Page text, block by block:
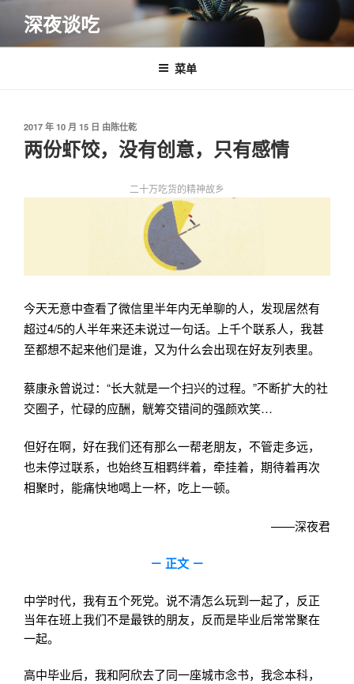
内
深夜谈吃
菜单
发
布
于
2017 年 10 月 15 日 由陈仕乾
两份虾饺，没有创意，只有感情
二十万吃货的精神故乡
今天无意中查看了微信里半年内无单聊的人，发现居然有
超过4/5的人半年来还未说过一句话。上千个联系人，我甚
至都想不起来他们是谁，又为什么会出现在好友列表里。
蔡康永曾说过：“长大就是一个扫兴的过程。”不断扩大的社
交圈子，忙碌的应酬，觥筹交错间的强颜欢笑…
但好在啊，好在我们还有那么一帮老朋友，不管走多远，
也未停过联系，也始终互相羁绊着，牵挂着，期待着再次
相聚时，能痛快地喝上一杯，吃上一顿。
——深夜君
－ 正文 －
中学时代，我有五个死党。说不清怎么玩到一起了，反正
当年在班上我们不是最铁的朋友，反而是毕业后常常聚在
一起。
高中毕业后，我和阿欣去了同一座城市念书，我念本科，